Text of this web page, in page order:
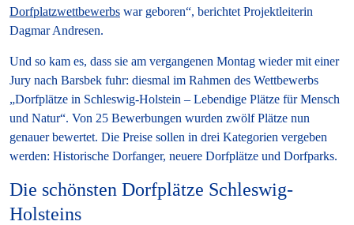
Dorfplatzwettbewerbs war geboren“, berichtet Projektleiterin
Dagmar Andresen.
Und so kam es, dass sie am vergangenen Montag wieder mit einer
Jury nach Barsbek fuhr: diesmal im Rahmen des Wettbewerbs
„Dorfplätze in Schleswig-Holstein – Lebendige Plätze für Mensch
und Natur“. Von 25 Bewerbungen wurden zwölf Plätze nun
genauer bewertet. Die Preise sollen in drei Kategorien vergeben
werden: Historische Dorfanger, neuere Dorfplätze und Dorfparks.
Die schönsten Dorfplätze Schleswig-
Holsteins